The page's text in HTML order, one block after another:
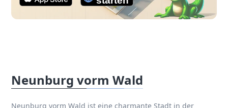
Neunburg vorm Wald
Neunburg vorm Wald ist eine charmante Stadt in der